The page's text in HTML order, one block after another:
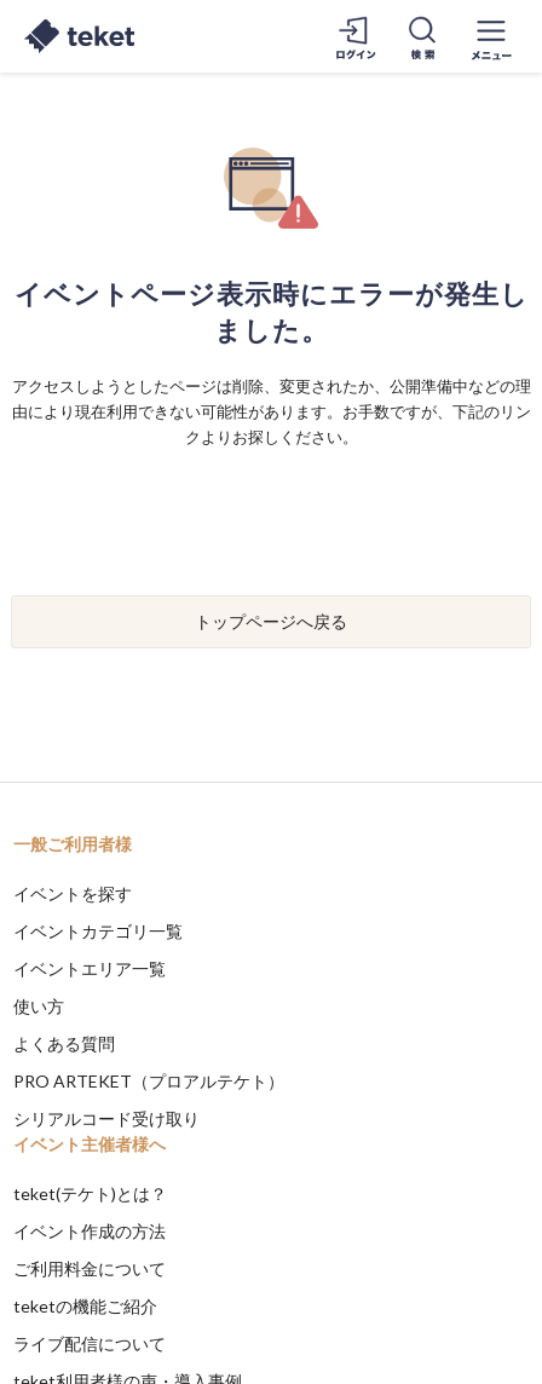
イベントページ表示時にエラーが発生し
ました。
アクセスしようとしたページは削除、変更されたか、公開準備中などの理
由により現在利用できない可能性があります。お手数ですが、下記のリン
クよりお探しください。
トップページへ戻る
一般ご利用者様
イベントを探す
イベントカテゴリ一覧
イベントエリア一覧
使い方
よくある質問
PRO ARTEKET（プロアルテケト）
シリアルコード受け取り
イベント主催者様へ
teket(テケト)とは？
イベント作成の方法
ご利用料金について
teketの機能ご紹介
ライブ配信について